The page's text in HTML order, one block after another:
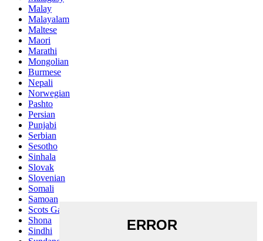
Malay
Malayalam
Maltese
Maori
Marathi
Mongolian
Burmese
Nepali
Norwegian
Pashto
Persian
Punjabi
Serbian
Sesotho
Sinhala
Slovak
Slovenian
Somali
Samoan
Scots Gaelic
Shona
Sindhi